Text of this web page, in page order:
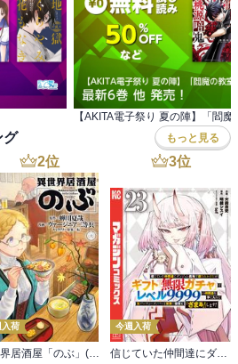
グ もっと見る
2位
入荷
異世界居酒屋「のぶ」(22)
3位
今週入荷
信じていた仲間達にダンジョン奥地で殺されかけたがギフト『無限ガチャ』でレベル９９９９の仲間達を手に入れて元パーティーメンバーと世界に復讐＆『ざまぁ！』します！（２３）